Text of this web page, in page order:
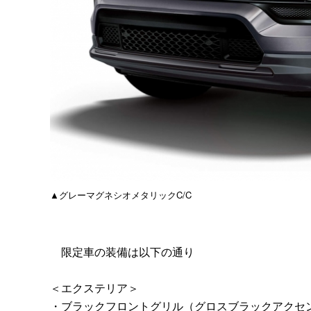
▲グレーマグネシオメタリックC/C
限定車の装備は以下の通り
＜エクステリア＞
・ブラックフロントグリル（グロスブラックアクセ